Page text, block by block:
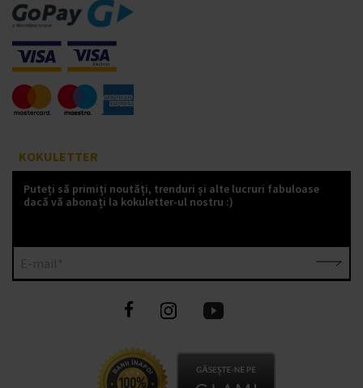
KOKULETTER
Puteți să primiți noutăți, trenduri și alte lucruri fabuloase
dacă vă abonați la kokuletter-ul nostru :)